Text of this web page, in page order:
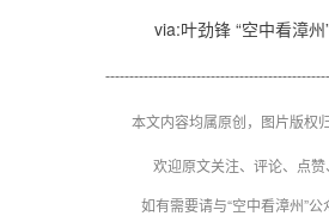
via:叶劲锋 “空中看漳州
本文内容均属原创，图片版权
欢迎原文关注、评论、点赞
如有需要请与“空中看漳州”公